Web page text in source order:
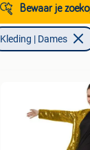
Bewaar je
Kleding | Dames